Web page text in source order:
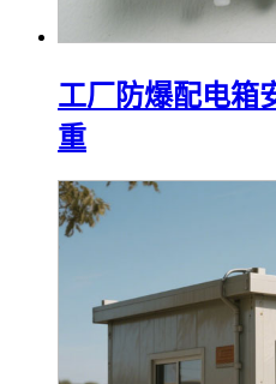
工厂防爆配电箱
重